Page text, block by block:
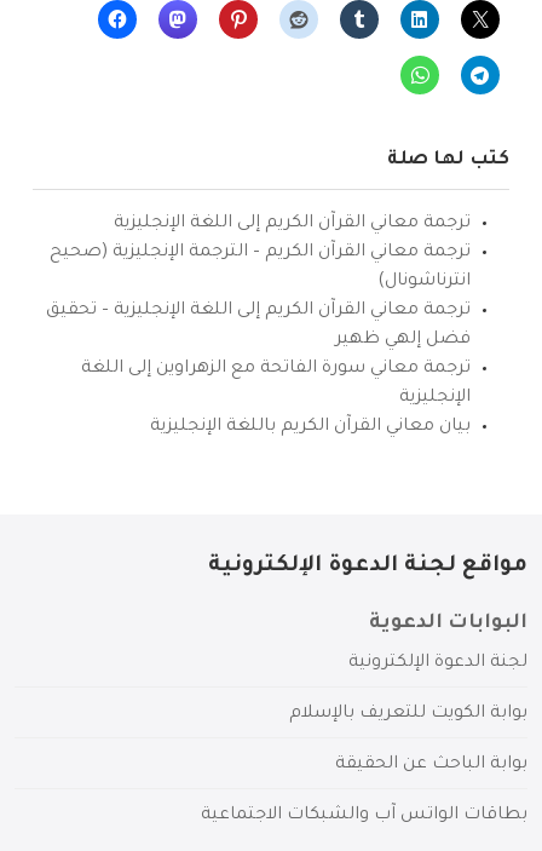
كتب لها صلة
ترجمة معاني القرآن الكريم إلى اللغة الإنجليزية
ترجمة معاني القرآن الكريم – الترجمة الإنجليزية (صحيح
انترناشونال)
ترجمة معاني القرآن الكريم إلى اللغة الإنجليزية – تحقيق
فضل إلهي ظهير
ترجمة معاني سورة الفاتحة مع الزهراوين إلى اللغة
الإنجليزية
بيان معاني القرآن الكريم باللغة الإنجليزية
مواقع لجنة الدعوة الإلكترونية
البوابات الدعوية
لجنة الدعوة الإلكترونية
بوابة الكويت للتعريف بالإسلام
بوابة الباحث عن الحقيقة
بطاقات الواتس آب والشبكات الاجتماعية